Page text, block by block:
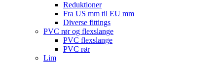
Reduktioner
Fra US mm til EU mm
Diverse fittings
PVC rør og flexslange
PVC flexslange
PVC rør
Lim